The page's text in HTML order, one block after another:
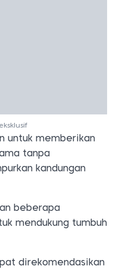
untuk memberikan
tanpa
kandungan
beberapa
mendukung tumbuh
direkomendasikan